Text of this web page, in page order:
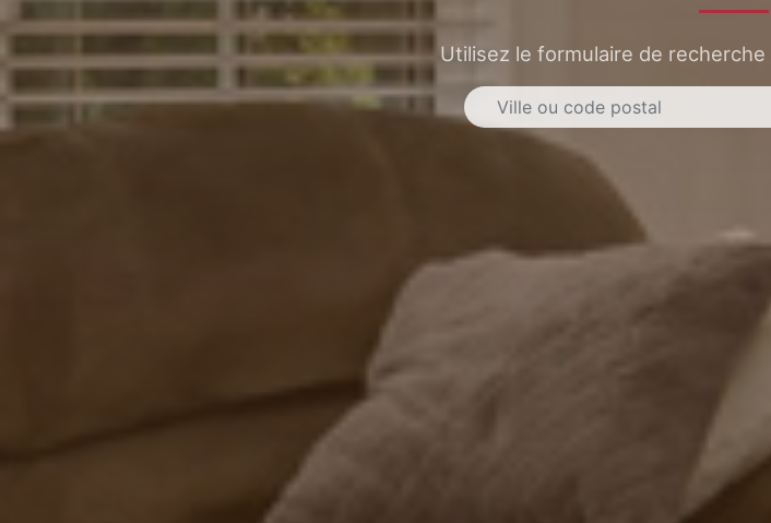
Utilisez le formulaire de